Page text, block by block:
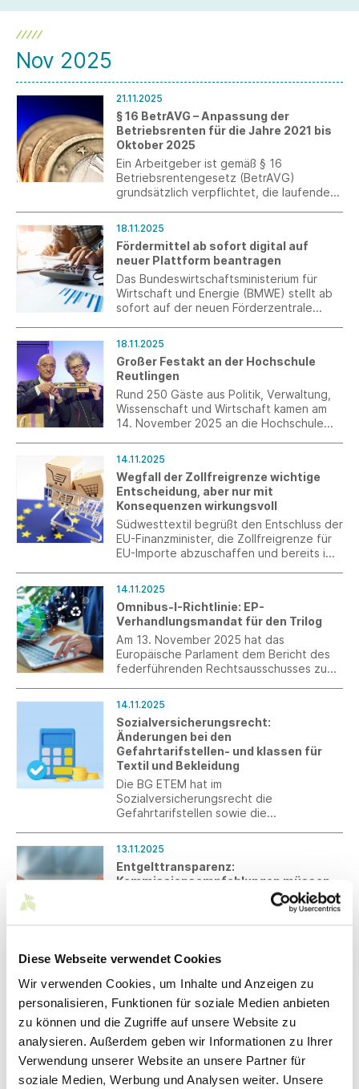
Diese Webseite verwendet Cookies
Wir verwenden Cookies, um Inhalte und Anzeigen zu
personalisieren, Funktionen für soziale Medien anbieten
zu können und die Zugriffe auf unsere Website zu
analysieren. Außerdem geben wir Informationen zu Ihrer
Verwendung unserer Website an unsere Partner für
soziale Medien, Werbung und Analysen weiter. Unsere
Nov 2025
21.11.2025
§ 16 BetrAVG – Anpassung der
Betriebsrenten für die Jahre 2021 bis
Oktober 2025
Ein Arbeitgeber ist gemäß § 16
Betriebsrentengesetz (BetrAVG)
grundsätzlich verpflichtet, die laufenden
überprüfen und nach billigem Ermessen
über eine Anpassung zu entscheiden. Ein
Hilfsmittel für diese Entscheidung ist die
Entwicklung des jeweiligen
Verbraucherpreisindexes.
18.11.2025
Fördermittel ab sofort digital auf
neuer Plattform beantragen
Das Bundeswirtschaftsministerium für
Wirtschaft und Energie (BMWE) stellt ab
sofort auf der neuen Förderzentrale
Zentralen Innovationsprogramms
Mittelstand (ZIM) zur Verfügung.
18.11.2025
Großer Festakt an der Hochschule
Reutlingen
Rund 250 Gäste aus Politik, Verwaltung,
Wissenschaft und Wirtschaft kamen am
14. November 2025 an die Hochschule
feierlich zu verabschieden und Prof. Dr.
Sabine Löbbe als neue Präsidentin
willkommen zu heißen.
14.11.2025
Wegfall der Zollfreigrenze wichtige
Entscheidung, aber nur mit
Konsequenzen wirkungsvoll
Südwesttextil begrüßt den Entschluss der
EU-Finanzminister, die Zollfreigrenze für
EU-Importe abzuschaffen und bereits im
EU-Standards unterlaufende Importe
braucht aber weitere Maßnahmen.
14.11.2025
Omnibus-I-Richtlinie: EP-
Verhandlungsmandat für den Trilog
Am 13. November 2025 hat das
Europäische Parlament dem Bericht des
federführenden Rechtsausschusses zum
begonnen.
14.11.2025
Sozialversicherungsrecht:
Änderungen bei den
Gefahrtarifstellen- und klassen für
Textil und Bekleidung
Die BG ETEM hat im
Sozialversicherungsrecht die
Gefahrtarifstellen sowie die
13.11.2025
Entgelttransparenz:
Kommissionsempfehlungen müssen
als Handlungsauftrag verstanden
Der Bericht der Kommission
Entgelttransparenzrichtlinie“ teilt
muss aber in verbindliche
Handlungsanleitungen überführt werden.
12.11.2025
Umfrage: CO₂-Fußabdruck in der
Textilindustrie
Der eigene CO₂-Fußabdruck rückt in der
Textilindustrie immer stärker in den Fokus
– ob durch neue Berichtspflichten,